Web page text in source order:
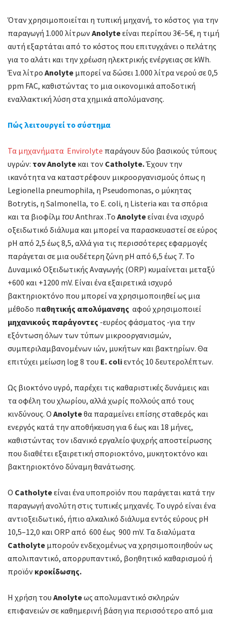
Όταν χρησιμοποιείται η τυπική μηχανή, το κόστος για την
παραγωγή 1.000 λίτρωνAnolyteείναι περίπου 3€–5€, η τιμή
αυτή εξαρτάται από το κόστος που επιτυγχάνει ο πελάτης
για το αλάτι και την χρέωση ηλεκτρικής ενέργειας σε kWh.
Ένα λίτρο Anolyte μπορεί να δώσει 1.000 λίτρα νερού σε 0,5
ppm FAC, καθιστώντας το μια οικονομικά αποδοτική
εναλλακτική λύση στα χημικά απολύμανσης.
Πώς λειτουργεί το σύστημα
Τα μηχανήματα Envirolyte παράγουν δύο βασικούς τύπους
υγρών: τονAnolyte και τον Catholyte.Έχουν την
ικανότητα να καταστρέφουν μικροοργανισμούς όπως η
Legionella pneumophila, η Pseudomonas, ο μύκητας
Botrytis, η Salmonella, το E. coli, η Listeria και τα σπόρια
και τα βιοφίλμτουAnthrax .Το Anolyteείναι ένα ισχυρό
οξειδωτικό διάλυμα και μπορεί να παρασκευαστεί σε εύρος
pH από 2,5 έως 8,5, αλλά για τις περισσότερες εφαρμογές
παράγεται σε μια ουδέτερη ζώνη pH από 6,5 έως 7. Το
Δυναμικό Οξειδωτικής Αναγωγής (ORP) κυμαίνεται μεταξύ
+600 και +1200 mV. Είναι ένα εξαιρετικά ισχυρό
βακτηριοκτόνο που μπορεί να χρησιμοποιηθεί ως μια
μέθοδο παθητικής απολύμανσης αφού χρησιμοποιεί
μηχανικούς παράγοντες -ευρέος φάσματος -για την
εξόντωση όλων των τύπων μικροοργανισμών,
συμπεριλαμβανομένων ιών, μυκήτων και βακτηρίων. Θα
επιτύχει μείωση log 8 του E. coliεντός 10 δευτερολέπτων.
Ως βιοκτόνο υγρό, παρέχει τις καθαριστικές δυνάμεις και
τα οφέλη του χλωρίου, αλλά χωρίς πολλούς από τους
κινδύνους. Ο Anolyteθα παραμείνει επίσης σταθερός και
ενεργός κατά την αποθήκευση για 6 έως και 18 μήνες,
καθιστώντας τον ιδανικό εργαλείο ψυχρής αποστείρωσης
που διαθέτει εξαιρετική σποριοκτόνο, μυκητοκτόνο και
βακτηριοκτόνο δύναμη θανάτωσης.
Ο Catholyteείναι ένα υποπροϊόν που παράγεται κατά την
παραγωγή ανολύτη στις τυπικές μηχανές. Το υγρό είναι ένα
αντιοξειδωτικό, ήπιο αλκαλικό διάλυμα εντός εύρους pH
10,5–12,0 και ORP από 600 έως 900 mV. Τα διαλύματα
Catholyte μπορούν ενδεχομένως να χρησιμοποιηθούν ως
απολιπαντικό, απορρυπαντικό, βοηθητικό καθαρισμού ή
προϊόνκροκίδωσης.
Η χρήση του Anolyteως απολυμαντικό σκληρών
επιφανειών σε καθημερινή βάση για περισσότερο από μια